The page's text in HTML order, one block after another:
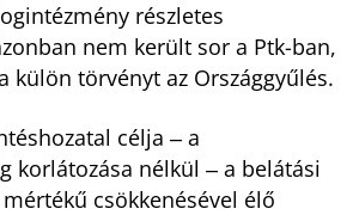
részletes
nem került sor a Ptk-ban,
külön törvényt az Országgyűlés.
célja ‒ a
korlátozása nélkül ‒ a belátási
csökkenésével élő